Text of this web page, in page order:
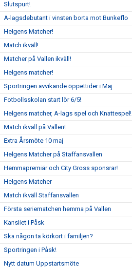
Slutspurt!
A-lagsdebutant i vinsten borta mot Bunkeflo
Helgens Matcher!
Match ikväll!
Matcher på Vallen ikväll!
Helgens matcher!
Sportringen avvikande öppettider i Maj
Fotbollsskolan start lör 6/5!
Helgens matcher, A-lags spel och Knattespel!
Match ikväll på Vallen!
Extra Årsmöte 10 maj
Helgens Matcher på Staffansvallen
Hemmapremiär och City Gross sponsrar!
Helgens Matcher
Match ikväll Staffansvallen
Första seriematchen hemma på Vallen
Kansliet i Påsk
Ska någon ta körkort i familjen?
Sportringen i Påsk!
Nytt datum Uppstartsmöte